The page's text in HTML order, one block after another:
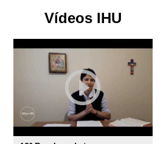
Vídeos IHU
play_circle_outline